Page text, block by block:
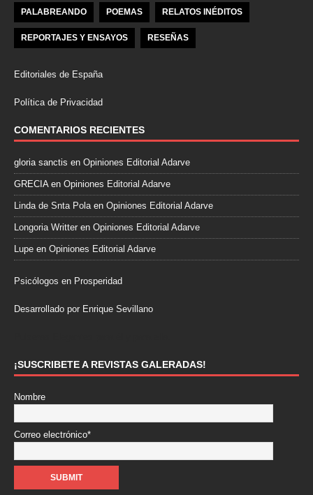
PALABREANDO POEMAS RELATOS INÉDITOS
REPORTAJES Y ENSAYOS RESEÑAS
Editoriales de España
Política de Privacidad
COMENTARIOS RECIENTES
gloria sanctis en Opiniones Editorial Adarve
GRECIAen Opiniones Editorial Adarve
Linda de Snta Polaen Opiniones Editorial Adarve
Longoria Writter en Opiniones Editorial Adarve
Lupe en Opiniones Editorial Adarve
Psicólogos en Prosperidad
Desarrollado por Enrique Sevillano
¡SUSCRIBETE A REVISTAS GALERADAS!
Nombre
Correo electrónico*